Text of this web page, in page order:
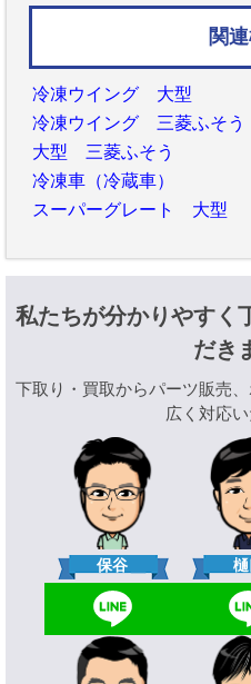
関
冷凍ウイング 大型
冷凍ウイング 三菱ふそう
大型 三菱ふそう
冷凍車（冷蔵車）
スーパーグレート 大型
私たちが分かりやすく
だき
下取り・買取からパーツ販売
広く対応い
保谷 樋